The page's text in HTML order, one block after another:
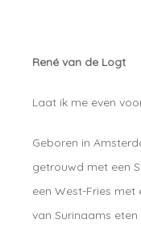
René van de Logt
Laat ik me even
Geboren in
getrouwd met een
een West-Fries
van Surinaams eten